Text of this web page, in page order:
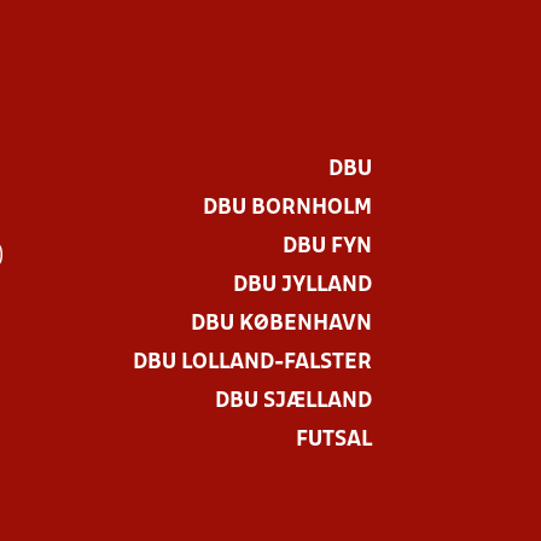
DBU
DBU BORNHOLM
DBU FYN
DBU JYLLAND
DBU KØBENHAVN
DBU LOLLAND-FALSTER
DBU SJÆLLAND
FUTSAL